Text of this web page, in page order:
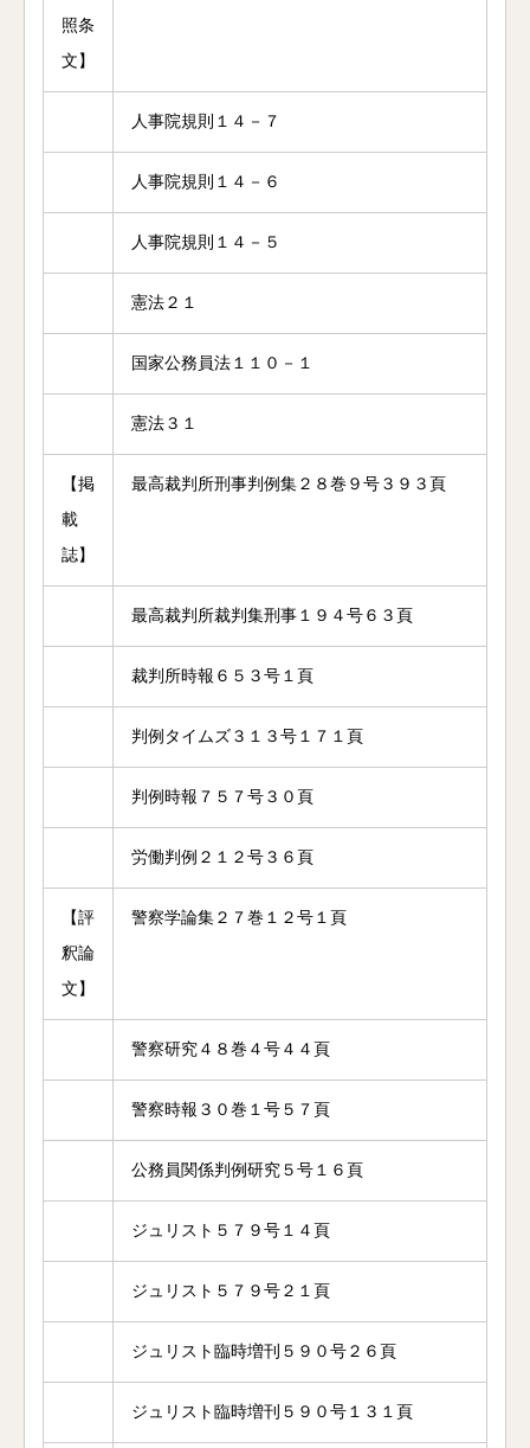
照条
文】
人事院規則１４－７
人事院規則１４－６
人事院規則１４－５
憲法２１
国家公務員法１１０－１
憲法３１
【掲
載
誌】
最高裁判所刑事判例集２８巻９号３９３頁
最高裁判所裁判集刑事１９４号６３頁
裁判所時報６５３号１頁
判例タイムズ３１３号１７１頁
判例時報７５７号３０頁
労働判例２１２号３６頁
【評
釈論
文】
警察学論集２７巻１２号１頁
警察研究４８巻４号４４頁
警察時報３０巻１号５７頁
公務員関係判例研究５号１６頁
ジュリスト５７９号１４頁
ジュリスト５７９号２１頁
ジュリスト臨時増刊５９０号２６頁
ジュリスト臨時増刊５９０号１３１頁